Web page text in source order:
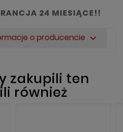
24 MIESIĄCE!!
o producencie expand_more
zakupili ten
również